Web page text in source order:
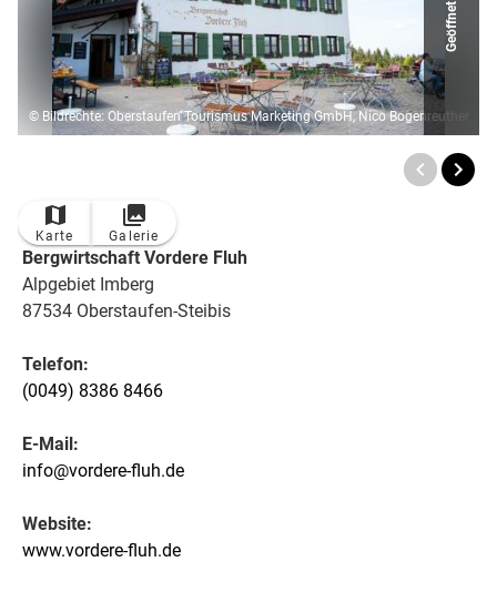
© Bildrechte: Oberstaufen Tourismus Marketing GmbH, Nico Bogenreuther
Geöffnet
Karte Galerie
Bergwirtschaft Vordere Fluh
Alpgebiet Imberg
87534 Oberstaufen-Steibis
Telefon:
(0049) 8386 8466
E-Mail:
info@vordere-fluh.de
Website:
www.vordere-fluh.de